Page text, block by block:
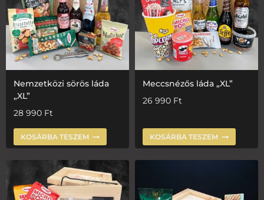
Nemzetközi sörös láda
„XL”
28 990 Ft
KOSÁRBA TESZEM
Meccsnézős láda „XL”
26 990 Ft
KOSÁRBA TESZEM